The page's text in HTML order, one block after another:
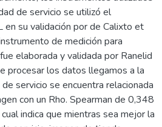
de servicio se utilizó el
su validación por de Calixto et
de medición para
elaborada y validada por Ranelid
procesar los datos llegamos a la
servicio se encuentra relacionada
con un Rho. Spearman de 0,348
indica que mientras sea mejor la